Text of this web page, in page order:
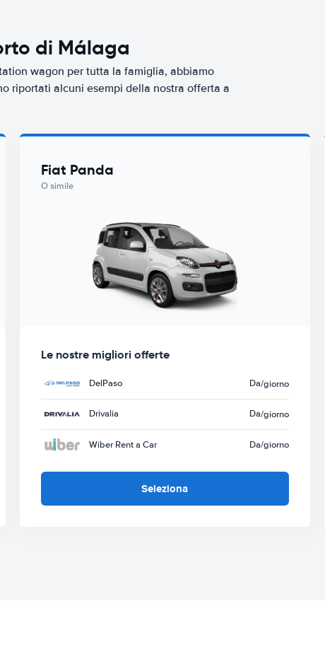
di Málaga
wagon per tutta la famiglia, abbiamo
riportati alcuni esempi della nostra offerta a
Fiat Panda
O simile
Le nostre migliori offerte
DelPaso Da/giorno
Drivalia Da/giorno
Wiber Rent a Car Da/giorno
Seleziona